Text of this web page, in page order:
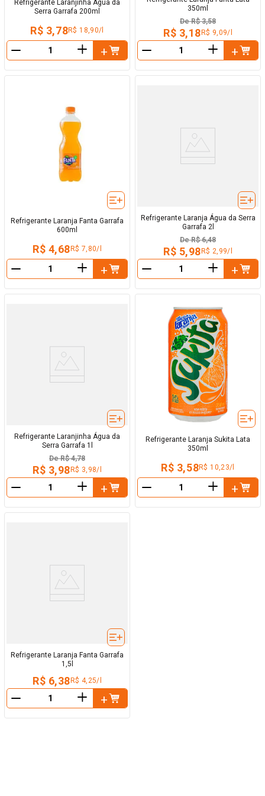
Refrigerante Laranjinha Água da
Serra Garrafa 200ml
R$ 3,78R$ 18,90/l
＋
350ml
De R$ 3,58
R$ 3,18 R$ 9,09/l
＋
Refrigerante Laranja Fanta Garrafa
600ml
R$ 4,68 R$ 7,80/l
＋
Refrigerante Laranja Água da Serra
Garrafa 2l
De R$ 6,48
R$ 5,98 R$ 2,99/l
＋
Refrigerante Laranjinha Água da
Serra Garrafa 1l
De R$ 4,78
R$ 3,98 R$ 3,98/l
＋
Refrigerante Laranja Sukita Lata
350ml
R$ 3,58R$ 10,23/l
＋
Refrigerante Laranja Fanta Garrafa
1,5l
R$ 6,38 R$ 4,25/l
＋